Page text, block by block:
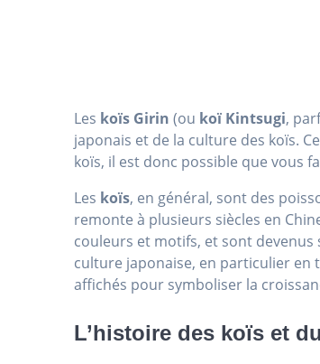
Les koïs Girin (ou koï Kintsugi,
japonais et de la culture des koïs.
koïs, il est donc possible que vous
Les koïs, en général, sont des
remonte à plusieurs siècles en
couleurs et motifs, et sont
culture japonaise, en particulier en
affichés pour symboliser la
L’histoire des koïs et